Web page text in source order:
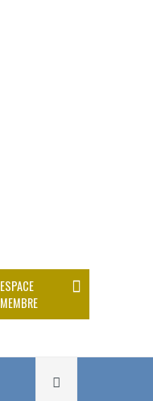
ESPACE
MEMBRE